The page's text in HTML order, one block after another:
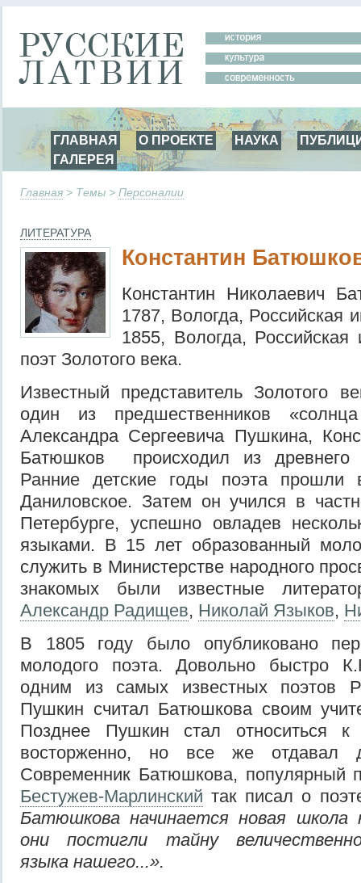
ГЛАВНАЯ О ПРОЕКТЕ НАУКА
ГАЛЕРЕЯ
Главная > Темы > Персоналии
ЛИТЕРАТУРА
Константин
Константин Николаевич
1787, Вологда, Российская
1855, Вологда, Российская
поэт Золотого века.
Известный представитель Золотого
один из предшественников
Александра Сергеевича Пушкина,
Батюшков происходил из древнего
Ранние детские годы поэта прошли
Даниловское. Затем он учился в
Петербурге, успешно овладев
языками. В 15 лет образованный
служить в Министерстве народного
знакомых были известные
Александр Радищев, Николай Языков,
В 1805 году было опубликовано
молодого поэта. Довольно быстро
одним из самых известных поэтов
Пушкин считал Батюшкова своим
Позднее Пушкин стал относиться
восторженно, но все же отдавал
Современник Батюшкова, популярный
Бестужев-Марлинский так писал о
Батюшкова начинается новая школа
они постигли тайну
языка нашего...».